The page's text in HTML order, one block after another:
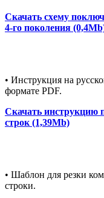
Скачать схему
4-го поколения
• Инструкция на
формате PDF.
Скачать инструкцию
строк (1,39Mb)
• Шаблон для резки
строки.